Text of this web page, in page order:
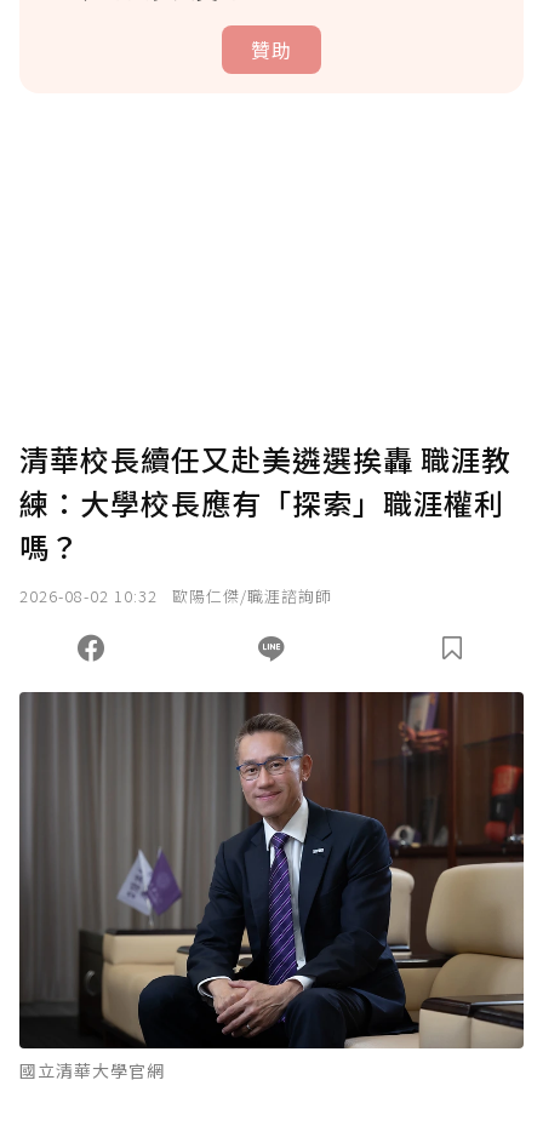
贊助
確認送出
您當前剩餘 U 利點數：0點；前往 購買點數
清華校長續任又赴美遴選挨轟 職涯教
練：大學校長應有「探索」職涯權利
嗎？
2026-08-02 10:32 歐陽仁傑/職涯諮詢師
國立清華大學官網